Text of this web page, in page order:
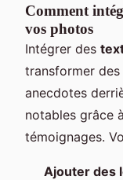
Comment
vos photos
Intégrer des
transformer
anecdotes
notables grâce
témoignages.
Ajouter des